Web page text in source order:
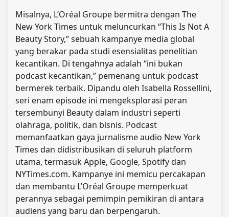
Misalnya, L’Oréal Groupe bermitra dengan The
New York Times untuk meluncurkan “This Is Not A
Beauty Story,” sebuah kampanye media global
yang berakar pada studi esensialitas penelitian
kecantikan. Di tengahnya adalah “ini bukan
podcast kecantikan,” pemenang untuk podcast
bermerek terbaik. Dipandu oleh Isabella Rossellini,
seri enam episode ini mengeksplorasi peran
tersembunyi Beauty dalam industri seperti
olahraga, politik, dan bisnis. Podcast
memanfaatkan gaya jurnalisme audio New York
Times dan didistribusikan di seluruh platform
utama, termasuk Apple, Google, Spotify dan
NYTimes.com. Kampanye ini memicu percakapan
dan membantu L’Oréal Groupe memperkuat
perannya sebagai pemimpin pemikiran di antara
audiens yang baru dan berpengaruh.